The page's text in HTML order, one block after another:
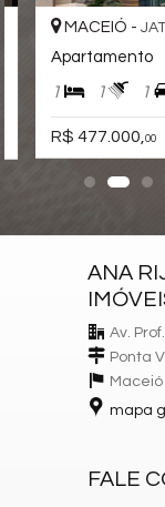
Solarium
Infra para Veículos
Lounge
Estar Social
Acessibilidade para
Rua Prefeito
MACEIÓ -
Apartamento
1 1 1
R$ 477.000,00
ANA
Av.
Ponta
Maceió
mapa
FALE